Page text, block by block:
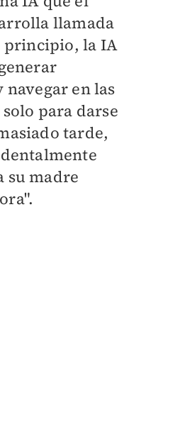
llamada
principio, la IA
navegar en las
para darse
tarde,
su madre